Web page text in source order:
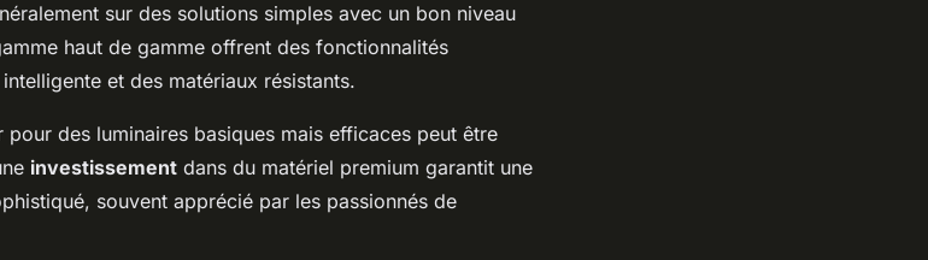
sur des solutions simples avec un bon niveau
haut de gamme offrent des fonctionnalités
et des matériaux résistants.
des luminaires basiques mais efficaces peut être
investissement dans du matériel premium garantit une
souvent apprécié par les passionnés de